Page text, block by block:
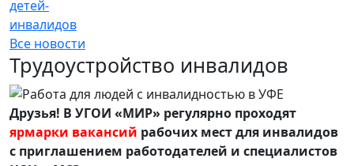
детей-
инвалидов
Все новости
Трудоустройство инвалидов
Друзья! В УГОИ «МИР» регулярно проходят
ярмарки вакансий рабочих мест для инвалидов
с приглашением работодателей и специалистов